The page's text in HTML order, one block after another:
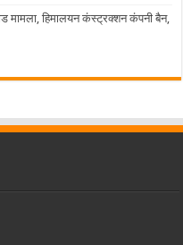
मामला, हिमालयन कंस्ट्रक्शन कंपनी बैन,